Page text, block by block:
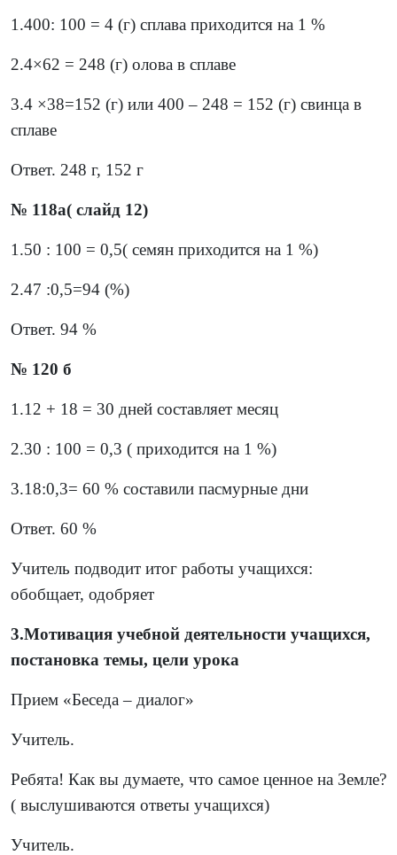
1.400: 100 = 4 (г) сплава приходится на 1 %
2.4×62 = 248 (г) олова в сплаве
3.4 ×38=152 (г) или 400 – 248 = 152 (г) свинца в
сплаве
Ответ. 248 г, 152 г
№ 118а( слайд 12)
1.50 : 100 = 0,5( семян приходится на 1 %)
2.47 :0,5=94 (%)
Ответ. 94 %
№ 120 б
1.12 + 18 = 30 дней составляет месяц
2.30 : 100 = 0,3 ( приходится на 1 %)
3.18:0,3= 60 % составили пасмурные дни
Ответ. 60 %
Учитель подводит итог работы учащихся:
обобщает, одобряет
3.Мотивация учебной деятельности учащихся,
постановка темы, цели урока
Прием «Беседа – диалог»
Учитель.
Ребята! Как вы думаете, что самое ценное на Земле?
( выслушиваются ответы учащихся)
Учитель.